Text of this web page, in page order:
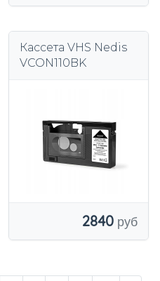
Кассета VHS Nedis
VCON110BK
2840